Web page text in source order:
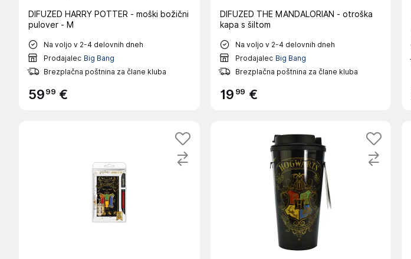
DIFUZED HARRY POTTER - moški božični
pulover - M
Na voljo v 2-4 delovnih dneh
Prodajalec Big Bang
Brezplačna poštnina za člane kluba
5999 €
DIFUZED THE MANDALORIAN - otroška
kapa s šiltom
Na voljo v 2-4 delovnih dneh
Prodajalec Big Bang
Brezplačna poštnina za člane kluba
19 99 €